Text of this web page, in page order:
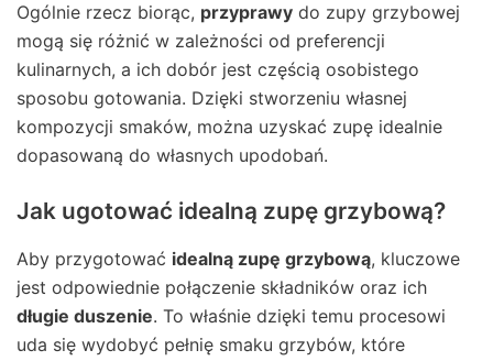
Ogólnie rzecz biorąc, przyprawy do zupy grzybowej
mogą się różnić w zależności od preferencji
kulinarnych, a ich dobór jest częścią osobistego
sposobu gotowania. Dzięki stworzeniu własnej
kompozycji smaków, można uzyskać zupę idealnie
dopasowaną do własnych upodobań.
Jak ugotować idealną zupę grzybową?
Aby przygotować idealną zupę grzybową, kluczowe
jest odpowiednie połączenie składników oraz ich
długie duszenie. To właśnie dzięki temu procesowi
uda się wydobyć pełnię smaku grzybów, które